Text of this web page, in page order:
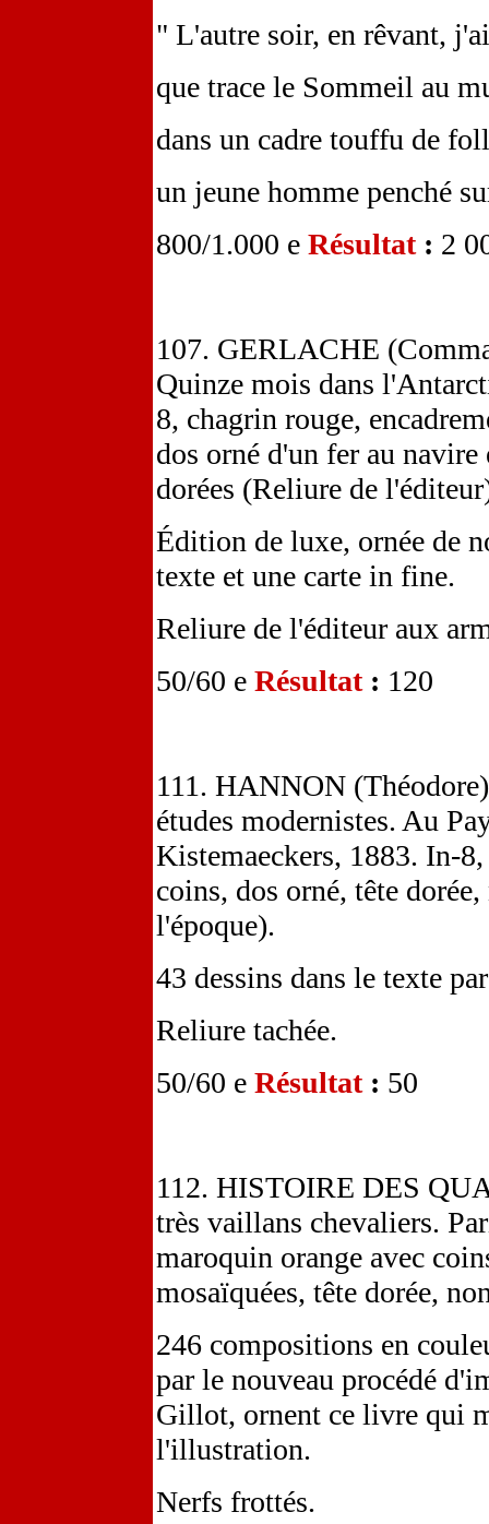
" L'autre soir, en rêvant,
que trace le Sommeil au
dans un cadre touffu de
un jeune homme penché
800/1.000 e Résultat: 2
107. GERLACHE
Quinze mois dans
8, chagrin rouge,
dos orné d'un fer au
dorées (Reliure de
Édition de luxe, ornée de
texte et une carte in fine.
Reliure de l'éditeur aux
50/60 e Résultat: 120
111. HANNON
études modernistes. Au
Kistemaeckers, 1883. In-
coins, dos orné, tête
l'époque).
43 dessins dans le texte
Reliure tachée.
50/60 e Résultat: 50
112. HISTOIRE DES
très vaillans chevaliers.
maroquin orange avec
mosaïquées, tête dorée,
246 compositions en
par le nouveau procédé
Gillot, ornent ce livre qui
l'illustration.
Nerfs frottés.